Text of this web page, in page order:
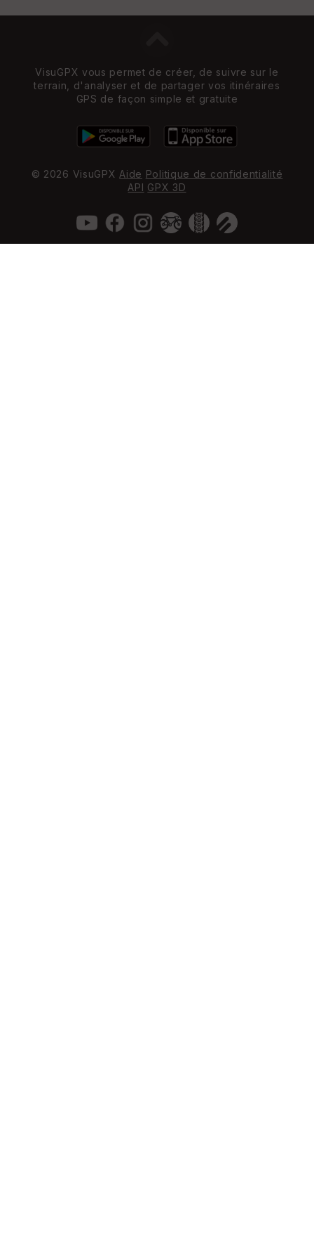
VisuGPX vous permet de créer, de suivre sur le
terrain, d'analyser et de partager vos itinéraires
GPS de façon simple et gratuite
© 2026 VisuGPX Aide Politique de confidentialité
API GPX 3D